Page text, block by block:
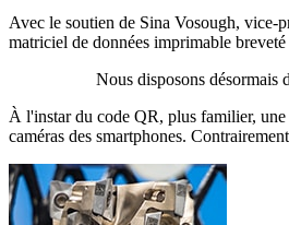
Avec le soutien de Sina Vosough, vice-
matriciel de données imprimable
Nous disposons désormais
À l'instar du code QR, plus familier,
caméras des smartphones.